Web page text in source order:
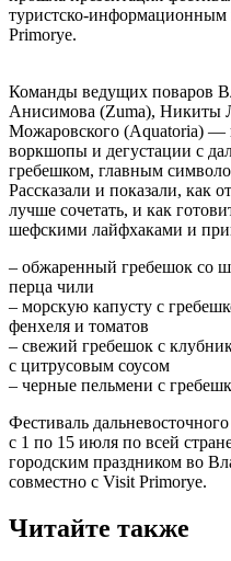
туристско-
Primorye.
Команды ведущих поваров
Анисимова (Zuma), Никиты
Можаровского (Aquatoria) —
воркшопы и дегустации с
гребешком, главным
Рассказали и показали, как
лучше сочетать, и как
шефскими лайфхаками и
– обжаренный гребешок со
перца чили
– морскую капусту с
фенхеля и томатов
– свежий гребешок с
с цитрусовым соусом
– черные пельмени с
Фестиваль
с 1 по 15 июля по всей
городским праздником во
совместно с Visit Primorye.
Читайте также